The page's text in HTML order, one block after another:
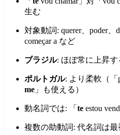
生む
対象動詞: querer、poder、
começar a など
ブラジル: ほぼ常に上昇す
ポルトガル: より柔軟（「
me 」も使える）
動名詞では: 「 te estou
複数の助動詞: 代名詞は